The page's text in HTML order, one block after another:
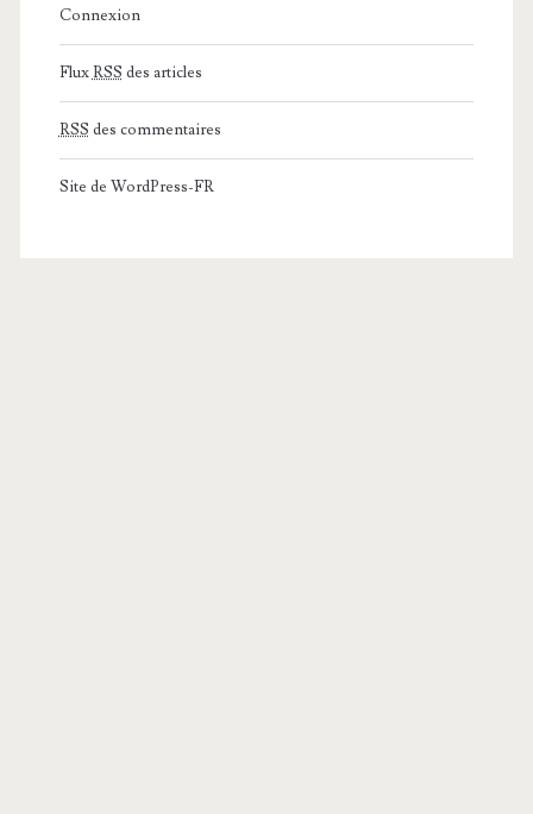
Connexion
FluxRSS des articles
RSS des commentaires
Site de WordPress-FR